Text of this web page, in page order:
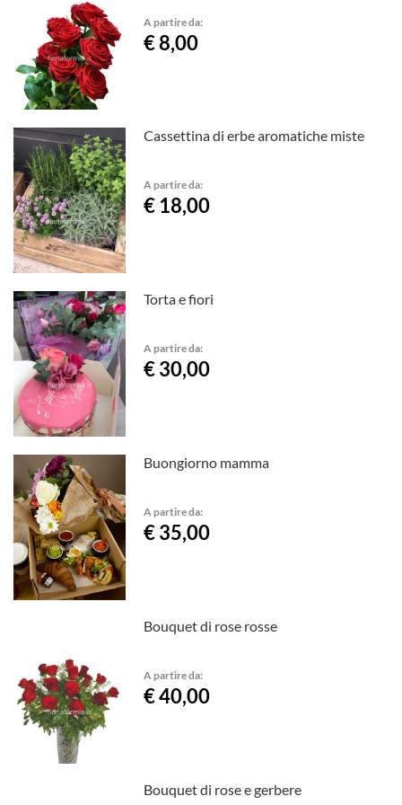
A partire da:
€ 8,00
Cassettina di erbe aromatiche miste
A partire da:
€ 18,00
Torta e fiori
A partire da:
€ 30,00
Buongiorno mamma
A partire da:
€ 35,00
Bouquet di rose rosse
A partire da:
€ 40,00
Bouquet di rose e gerbere